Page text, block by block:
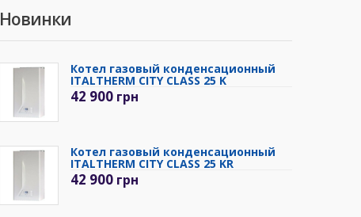
Новинки
Котел газовый конденсационный
ITALTHERM CITY CLASS 25 K
42 900 грн
Котел газовый конденсационный
ITALTHERM CITY CLASS 25 KR
42 900 грн